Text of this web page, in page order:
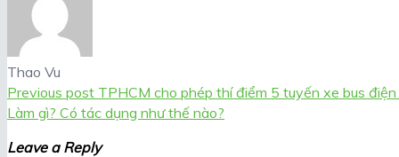
Thao Vu
Previous post TPHCM cho phép thí điểm 5 tuyến xe bus điện
Làm gì? Có tác dụng như thế nào?
Leave a Reply